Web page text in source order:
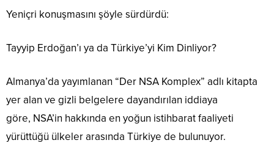
Yeniçri konuşmasını şöyle sürdürdü:
Tayyip Erdoğan’ı ya da Türkiye’yi Kim Dinliyor?
Almanya’da yayımlanan “Der NSA Komplex” adlı kitapta
yer alan ve gizli belgelere dayandırılan iddiaya
göre, NSA’in hakkında en yoğun istihbarat faaliyeti
yürüttüğü ülkeler arasında Türkiye de bulunuyor.